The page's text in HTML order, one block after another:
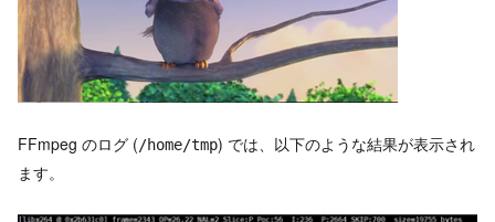
FFmpeg のログ (/home/tmp) では、以下のような結果が表示され
ます。